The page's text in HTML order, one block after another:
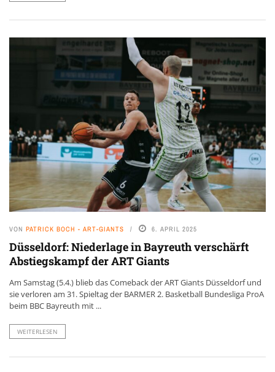
VON PATRICK BOCH - ART-GIANTS 6. APRIL 2025
Düsseldorf: Niederlage in Bayreuth verschärft
Abstiegskampf der ART Giants
Am Samstag (5.4.) blieb das Comeback der ART Giants Düsseldorf und
sie verloren am 31. Spieltag der BARMER 2. Basketball Bundesliga ProA
beim BBC Bayreuth mit ...
WEITERLESEN